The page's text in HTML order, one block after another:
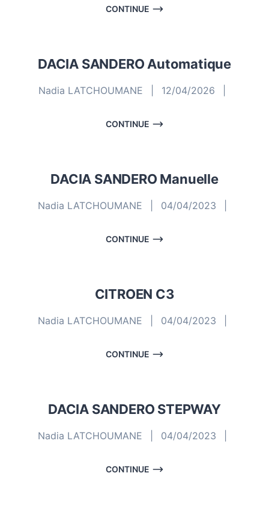
CONTINUE
DACIA SANDERO Automatique
Nadia LATCHOUMANE 12/04/2026
CONTINUE
DACIA SANDERO Manuelle
Nadia LATCHOUMANE 04/04/2023
CONTINUE
CITROEN C3
Nadia LATCHOUMANE 04/04/2023
CONTINUE
DACIA SANDERO STEPWAY
Nadia LATCHOUMANE 04/04/2023
CONTINUE